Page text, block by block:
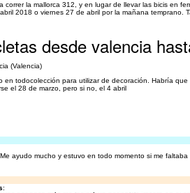
correr la mallorca 312, y en lugar de llevar las bicis en
2018 o viernes 27 de abril por la mañana
desde valencia
(Valencia)
todocolección para utilizar de decoración. Habría
el 28 de marzo, pero si no, el 4 abril
ayudo mucho y estuvo en todo momento si me
: